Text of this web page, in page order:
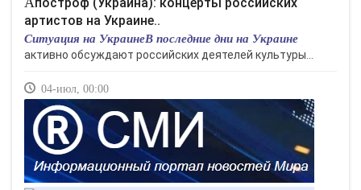
артистов на Украине..
Ситуация на УкраинеВ последние дни на Украине
активно обсуждают российских деятелей культуры...
04-июл, 00:00